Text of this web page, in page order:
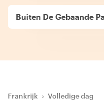
Buiten De Gebaande
Frankrijk › Volledige dag